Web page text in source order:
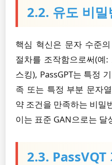
2.2. 유도 비밀
핵심 혁신은 문자 수준
절차를 조작함으로써(예
스킹), PassGPT는 특정
족 또는 특정 부분 문자
약 조건을 만족하는 비밀
이는 표준 GAN으로는 달
2.3. PassVQT